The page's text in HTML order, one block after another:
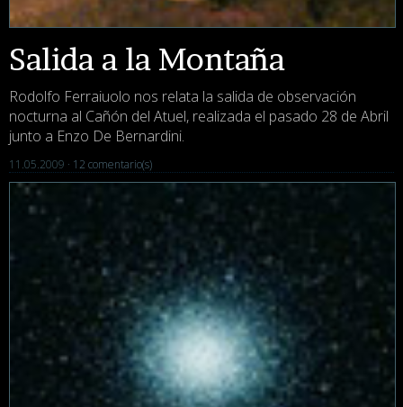
Salida a la Montaña
Rodolfo Ferraiuolo nos relata la salida de observación
nocturna al Cañón del Atuel, realizada el pasado 28 de Abril
junto a Enzo De Bernardini.
11.05.2009 · 12 comentario(s)